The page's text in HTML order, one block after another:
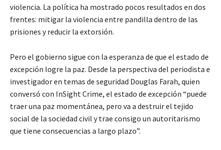
violencia. La política ha mostrado pocos resultados en dos
frentes: mitigar la violencia entre pandilla dentro de las
prisiones y reducir la extorsión.
Pero el gobierno sigue con la esperanza de que el estado de
excepción logre la paz. Desde la perspectiva del periodista e
investigador en temas de seguridad Douglas Farah, quien
conversó con InSight Crime, el estado de excepción “puede
traer una paz momentánea, pero va a destruir el tejido
social de la sociedad civil y trae consigo un autoritarismo
que tiene consecuencias a largo plazo”.